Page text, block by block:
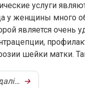
услуги
у женщины много
является
шейки матки.